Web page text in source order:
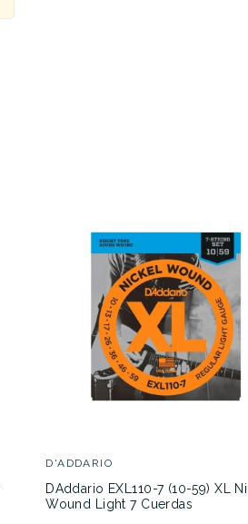
D'ADDARIO
DAddario EXL110-7 (10-59) XL
Wound Light 7 Cuerdas